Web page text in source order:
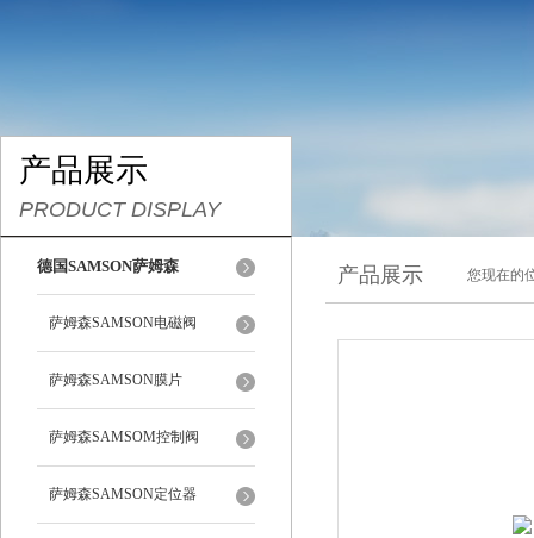
产品展示
PRODUCT DISPLAY
德国SAMSON萨姆森
萨姆森SAMSON电磁阀
萨姆森SAMSON膜片
萨姆森SAMSOM控制阀
萨姆森SAMSON定位器
产品展示 您现在的